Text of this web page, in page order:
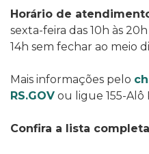
Horário de
sexta-feira das 10h às
14h sem fechar ao meio
Mais informações pelo
RS.GOV ou ligue 155-Alô
Confira a lista